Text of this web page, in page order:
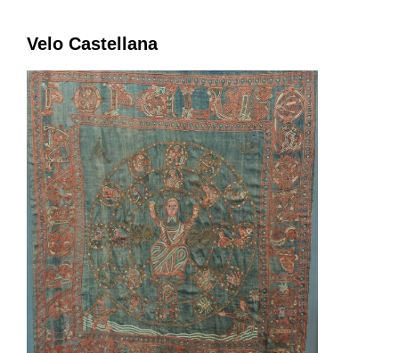
Velo Castellana